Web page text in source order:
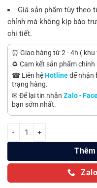
Giá sản phẩm tùy theo
chỉnh mà không kịp báo
chi tiết.
⏰ Giao hàng từ 2 - 4h (
♻️ Cam kết sản phẩm chính
☎ Liên hệHotlineđể nhận
trạng hàng.
✉ Để lại tin nhắn Zalo-
bạn sớm nhất.
Điều hòa Panasonic